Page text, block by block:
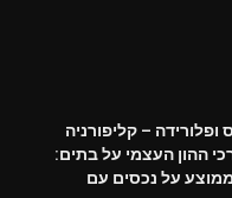
– קליפורניה
ההון העצמי על בתים:
בממוצע על נכסים עם